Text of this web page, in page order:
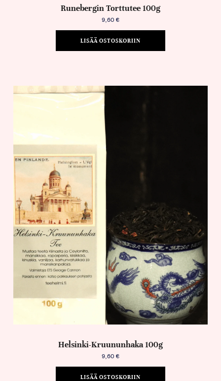
Runebergin Torttutee 100g
9,60 €
LISÄÄ OSTOSKORIIN
Helsinki-Kruununhaka 100g
9,60 €
LISÄÄ OSTOSKORIIN